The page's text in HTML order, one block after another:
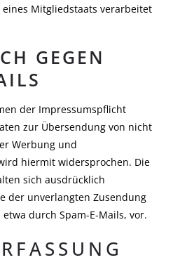
Mitgliedstaats verarbeitet
GEGEN
der Impressumspflicht
zur Übersendung von nicht
Werbung und
hiermit widersprochen. Die
sich ausdrücklich
der unverlangten Zusendung
durch Spam-E-Mails, vor.